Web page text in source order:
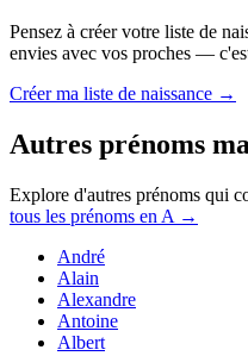
Pensez à créer votre liste de
envies avec vos proches —
Créer ma liste de naissance →
Autres prénoms
Explore d'autres prénoms qui
tous les prénoms en A →
André
Alain
Alexandre
Antoine
Albert